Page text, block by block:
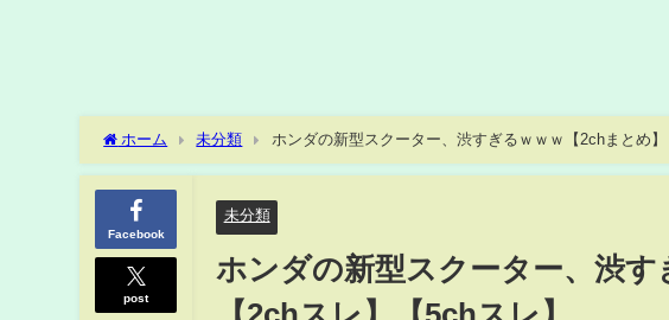
ホーム 未分類 ホンダの新型スクーター、渋すぎるｗｗｗ【2chまとめ】
Facebook
post
未分類
ホンダの新型スクーター、渋す
【2chスレ】【5chスレ】